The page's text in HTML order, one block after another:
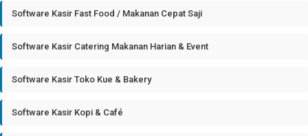
Software Kasir Fast Food / Makanan Cepat Saji
Software Kasir Catering Makanan Harian & Event
Software Kasir Toko Kue & Bakery
Software Kasir Kopi & Café